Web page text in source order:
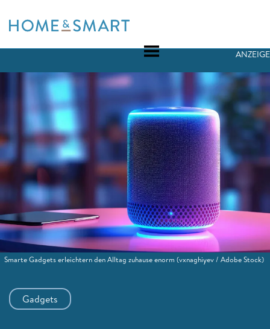
to
Gadgets
ANZEIGE
Smarte Gadgets erleichtern den Alltag zuhause enorm (vxnaghiyev / Adobe Stock)